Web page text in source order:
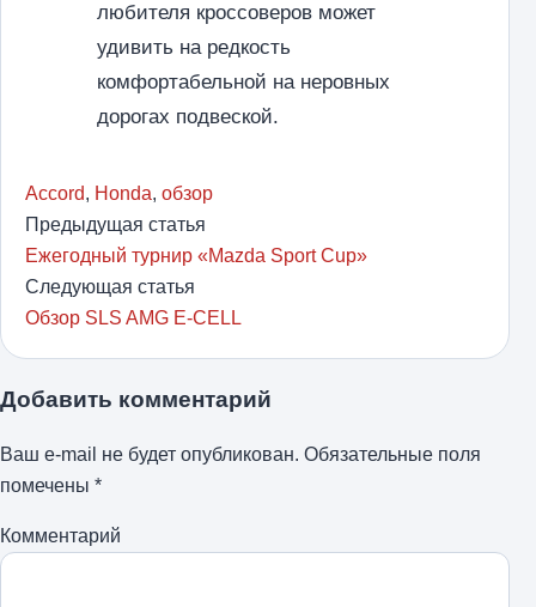
любителя кроссоверов может
удивить на редкость
комфортабельной на неровных
дорогах подвеской.
Accord, Honda, обзор
Предыдущая статья
Ежегодный турнир «Mazda Sport Cup»
Следующая статья
Обзор SLS AMG E-CELL
Добавить комментарий
Ваш e-mail не будет опубликован. Обязательные поля
помечены *
Комментарий